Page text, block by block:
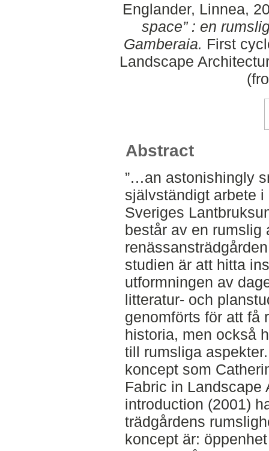
Englander, Linnea,
space” : en
Gamberaia. First
Landscape
Abstract
”…an astonishingly
självständigt arbete
Sveriges
består av en rumslig
studien är att hitta
utformningen av
litteratur- och
genomförts för att få
historia, men också
till rumsliga
koncept som
Fabric in Landscape
introduction (2001)
trädgårdens
koncept är: